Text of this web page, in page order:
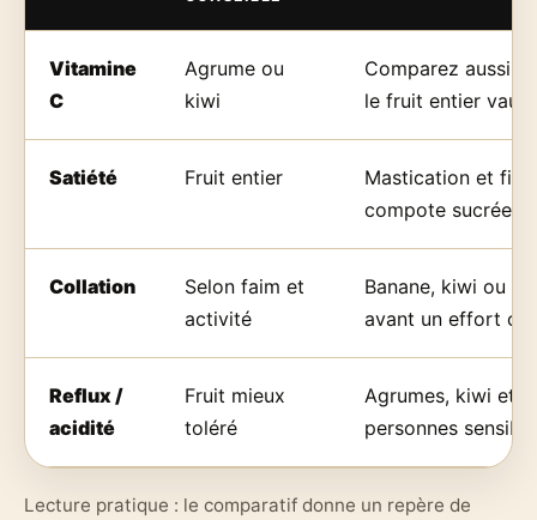
Vitamine
C
Agrume ou
kiwi
Comparez aussi
le fruit entier vaut
Satiété Fruit entier
Mastication et
compote sucrée.
Collation
Selon faim et
activité
Banane, kiwi ou
avant un effort ou
Reflux /
acidité
Fruit mieux
toléré
Agrumes, kiwi et
personnes
Lecture pratique : le comparatif donne un repère de